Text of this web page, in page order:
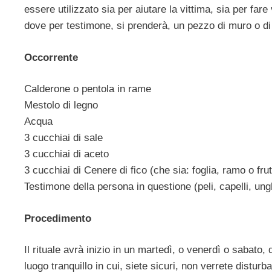
essere utilizzato sia per aiutare la vittima, sia per
dove per testimone, si prenderà, un pezzo di muro o
Occorrente
Calderone o pentola in rame
Mestolo di legno
Acqua
3 cucchiai di sale
3 cucchiai di aceto
3 cucchiai di Cenere di fico (che sia: foglia, ramo o
Testimone della persona in questione (peli, capelli,
Procedimento
Il rituale avrà inizio in un martedì, o venerdì o sabato,
luogo tranquillo in cui, siete sicuri, non verrete